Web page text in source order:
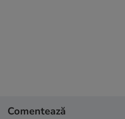
Comentează